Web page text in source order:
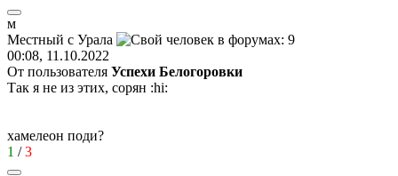
м
Местный с Урала
00:08, 11.10.2022
От пользователя Успехи Белогоровки
Так я не из этих, сорян :hi:
хамелеон поди?
1 /3